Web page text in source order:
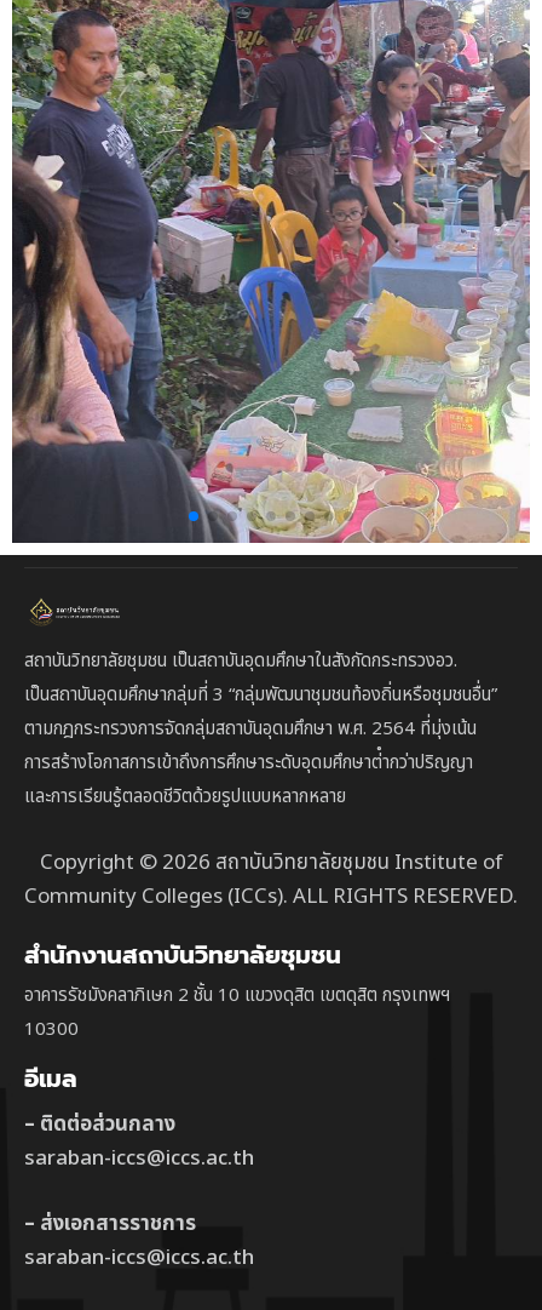
สถาบันวิทยาลัยชุมชน เป็นสถาบันอุดมศึกษาในสังกัดกระทรวงอว.
เป็นสถาบันอุดมศึกษากลุ่มที่ 3 “กลุ่มพัฒนาชุมชนท้องถิ่นหรือชุมชนอื่น”
ตามกฎกระทรวงการจัดกลุ่มสถาบันอุดมศึกษา พ.ศ. 2564 ที่มุ่งเน้น
การสร้างโอกาสการเข้าถึงการศึกษาระดับอุดมศึกษาต่ํากว่าปริญญา
และการเรียนรู้ตลอดชีวิตด้วยรูปแบบหลากหลาย
Copyright © 2026 สถาบันวิทยาลัยชุมชน Institute of
Community Colleges (ICCs). ALL RIGHTS RESERVED.
สำนักงานสถาบันวิทยาลัยชุมชน
อาคารรัชมังคลาภิเษก 2 ชั้น 10 แขวงดุสิต เขตดุสิต กรุงเทพฯ
10300
อีเมล
– ติดต่อส่วนกลาง
saraban-iccs@iccs.ac.th
– ส่งเอกสารราชการ
saraban-iccs@iccs.ac.th